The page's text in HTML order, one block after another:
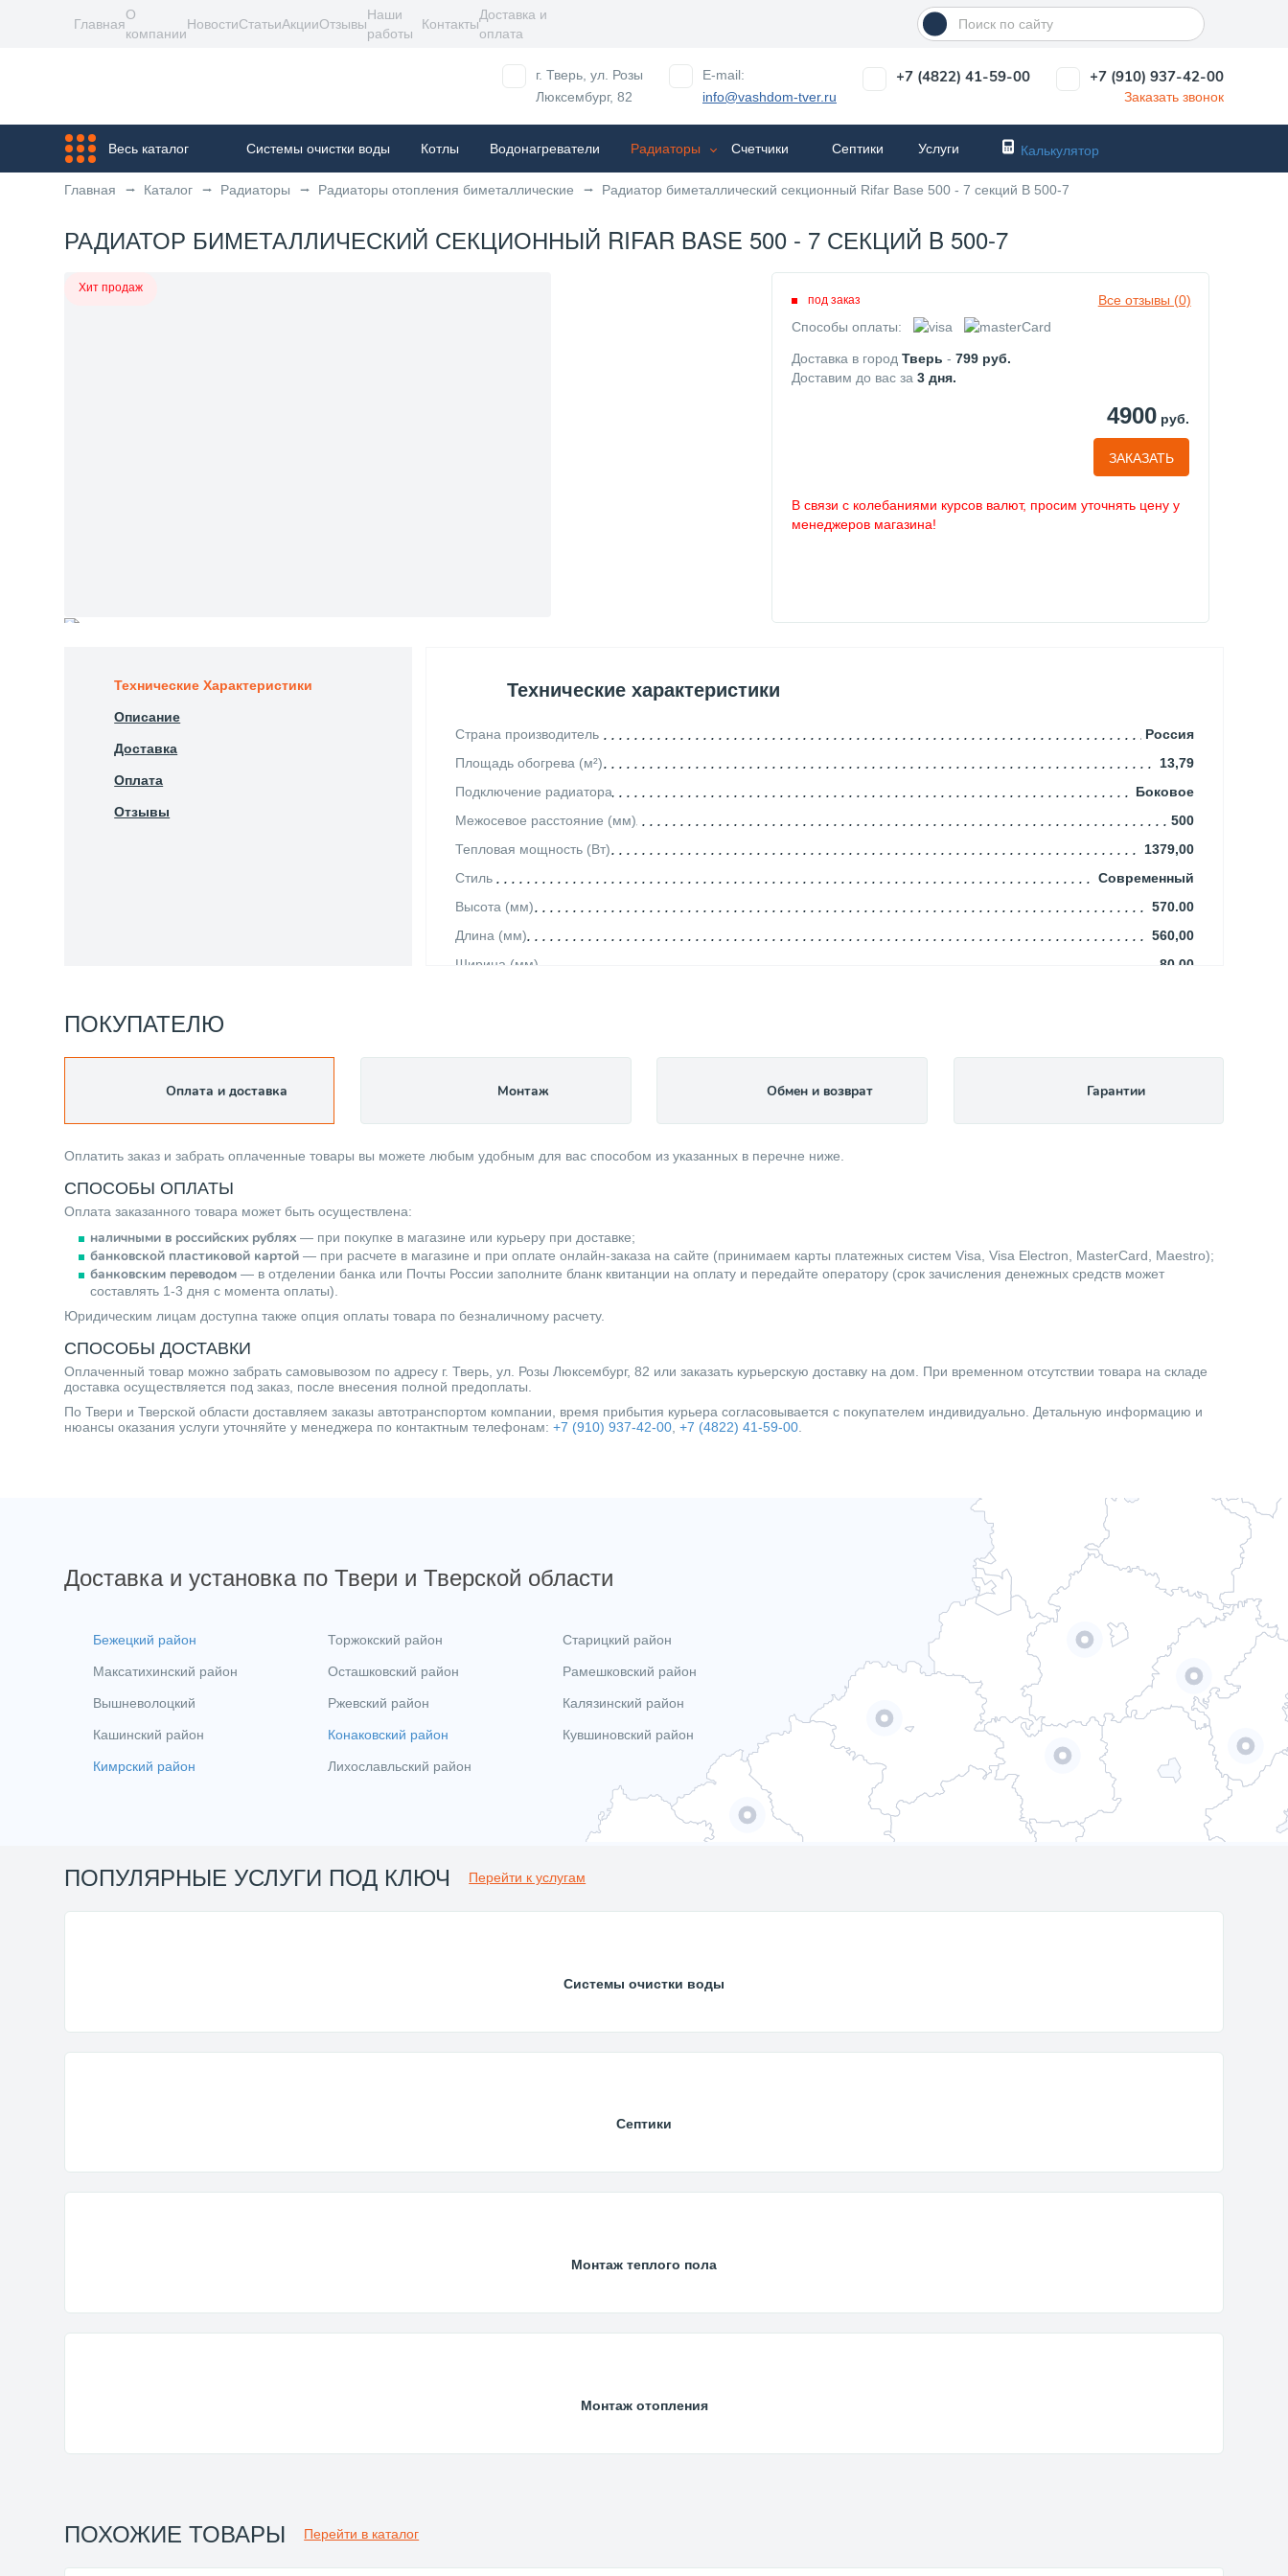
Главная
О
компании
НовостиСтатьиАкцииОтзывы
Наши
работы
Контакты
Доставка и
оплата
г. Тверь, ул. Розы
Люксембург, 82
E-mail:
info@vashdom-tver.ru
+7 (4822) 41-59-00 +7 (910) 937-42-00
Заказать звонок
Весь каталог Системы очистки воды Котлы Водонагреватели Радиаторы Cчетчики Септики Услуги Калькулятор
Главная Каталог Радиаторы Радиаторы отопления биметаллические Радиатор биметаллический секционный Rifar Base 500 - 7 секций B 500-7
РАДИАТОР БИМЕТАЛЛИЧЕСКИЙ СЕКЦИОННЫЙ RIFAR BASE 500 - 7 СЕКЦИЙ B 500-7
Хит продаж
Все отзывы (0)
под заказ
Способы оплаты:
Доставка в город Тверь - 799 руб.
Доставим до вас за 3 дня.
4900руб.
ЗАКАЗАТЬ
В связи с колебаниями курсов валют, просим уточнять цену у
менеджеров магазина!
Технические Характеристики Технические характеристики
Страна производитель
Россия
Площадь обогрева (м²)
13,79
Подключение радиатора
Боковое
Межосевое расстояние (мм)
500
Тепловая мощность (Вт)
1379,00
Стиль
Современный
Высота (мм)
570.00
Длина (мм)
560,00
Ширина (мм)
80.00
Производитель
Тип радиатора
Биметаллический
Категория
Радиаторы
Описание
Доставка
Оплата
Отзывы
ПОКУПАТЕЛЮ
Оплата и доставка
Оплатить заказ и забрать оплаченные товары вы можете любым удобным для вас способом из указанных в перечне ниже.
СПОСОБЫ ОПЛАТЫ
Оплата заказанного товара может быть осуществлена:
наличными в российских рублях — при покупке в магазине или курьеру при доставке;
банковской пластиковой картой — при расчете в магазине и при оплате онлайн-заказа на сайте (принимаем карты платежных систем Visa, Visa Electron, MasterCard, Maestro);
банковским переводом — в отделении банка или Почты России заполните бланк квитанции на оплату и передайте оператору (срок зачисления денежных средств может
составлять 1-3 дня с момента оплаты).
Юридическим лицам доступна также опция оплаты товара по безналичному расчету.
СПОСОБЫ ДОСТАВКИ
Оплаченный товар можно забрать самовывозом по адресу г. Тверь, ул. Розы Люксембург, 82 или заказать курьерскую доставку на дом. При временном отсутствии товара на складе
доставка осуществляется под заказ, после внесения полной предоплаты.
По Твери и Тверской области доставляем заказы автотранспортом компании, время прибытия курьера согласовывается с покупателем индивидуально. Детальную информацию и
нюансы оказания услуги уточняйте у менеджера по контактным телефонам:+7 (910) 937-42-00 ,+7 (4822) 41-59-00
Монтаж Обмен и возврат Гарантии
Доставка и установка по Твери и Тверской области
Бежецкий район
Максатихинский район
Вышневолоцкий
Кашинский район
Кимрский район
Торжокский район
Осташковский район
Ржевский район
Конаковский район
Лихославльский район
Старицкий район
Рамешковский район
Калязинский район
Кувшиновский район
ПОПУЛЯРНЫЕ УСЛУГИ ПОД КЛЮЧ Перейти к услугам
Системы очистки воды
Септики
Монтаж теплого пола
Монтаж отопления
ПОХОЖИЕ ТОВАРЫ Перейти в каталог